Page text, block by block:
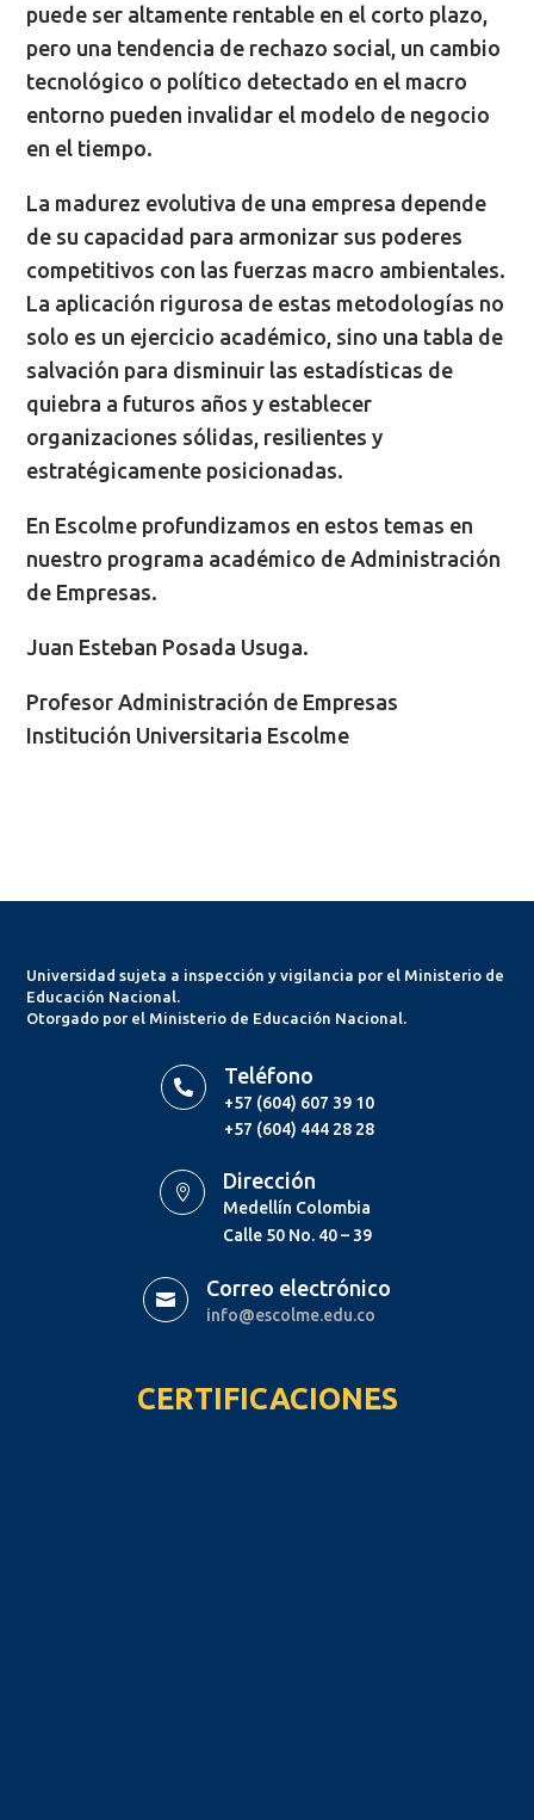
puede ser altamente rentable en el corto plazo,
pero una tendencia de rechazo social, un cambio
tecnológico o político detectado en el macro
entorno pueden invalidar el modelo de negocio
en el tiempo.
La madurez evolutiva de una empresa depende
de su capacidad para armonizar sus poderes
competitivos con las fuerzas macro ambientales.
La aplicación rigurosa de estas metodologías no
solo es un ejercicio académico, sino una tabla de
salvación para disminuir las estadísticas de
quiebra a futuros años y establecer
organizaciones sólidas, resilientes y
estratégicamente posicionadas.
En Escolme profundizamos en estos temas en
nuestro programa académico de Administración
de Empresas.
Juan Esteban Posada Usuga.
Profesor Administración de Empresas
Institución Universitaria Escolme
Universidad sujeta a inspección y vigilancia por el Ministerio de
Educación Nacional.
Otorgado por el Ministerio de Educación Nacional.
 Teléfono
+57 (604) 607 39 10
+57 (604) 444 28 28
 Dirección
Medellín Colombia
Calle 50 No. 40 – 39
 Correo electrónico
info@escolme.edu.co
CERTIFICACIONES